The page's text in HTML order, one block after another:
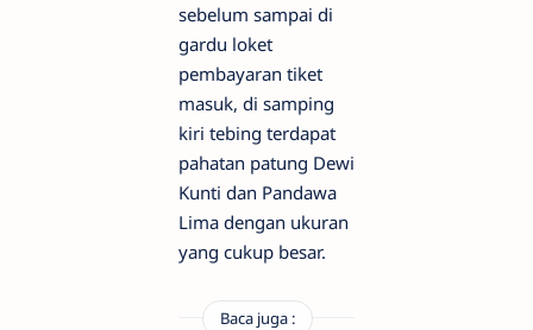
sebelum sampai di
gardu loket
pembayaran tiket
masuk, di samping
kiri tebing terdapat
pahatan patung Dewi
Kunti dan Pandawa
Lima dengan ukuran
yang cukup besar.
Baca juga :